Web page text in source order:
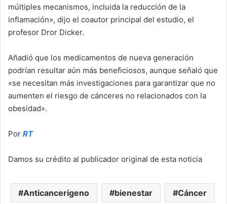
múltiples mecanismos, incluida la reducción de la
inflamación», dijo el coautor principal del estudio, el
profesor Dror Dicker.
Añadió que los medicamentos de nueva generación
podrían resultar aún más beneficiosos, aunque señaló que
«se necesitan más investigaciones para garantizar que no
aumenten el riesgo de cánceres no relacionados con la
obesidad».
Por RT
Damos su crédito al publicador original de esta noticia
Anticancerígeno bienestar Cáncer